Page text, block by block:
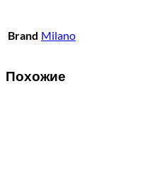
Brand Milano
Похожие